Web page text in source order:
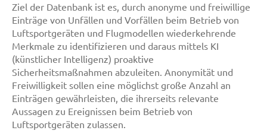
Ziel der Datenbank ist es, durch anonyme und freiwillige
Einträge von Unfällen und Vorfällen beim Betrieb von
Luftsportgeräten und Flugmodellen wiederkehrende
Merkmale zu identifizieren und daraus mittels KI
(künstlicher Intelligenz) proaktive
Sicherheitsmaßnahmen abzuleiten. Anonymität und
Freiwilligkeit sollen eine möglichst große Anzahl an
Einträgen gewährleisten, die ihrerseits relevante
Aussagen zu Ereignissen beim Betrieb von
Luftsportgeräten zulassen.